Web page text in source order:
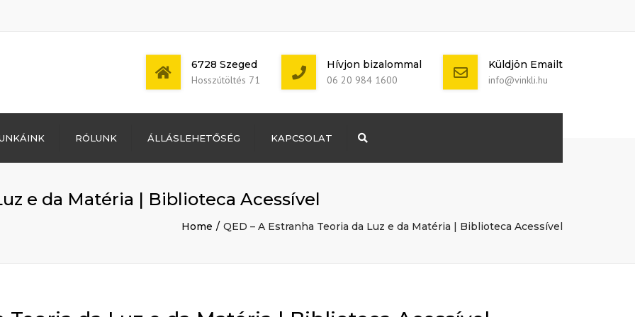
Bejegyzések
WordPress
Mon - Sat: 7:00 -
+ 386 40 111
6728 Szeged
Hosszútöltés 71
Hívjon bizalommal
06 20 984 1600
Küldjön Emailt
info@vinkli.hu
RÓLUNK ÁLLÁSLEHETŐSÉG KAPCSOLAT
e da Matéria | Biblioteca Acessível
Home QED – A Estranha Teoria da Luz e da Matéria | Biblioteca Acessível